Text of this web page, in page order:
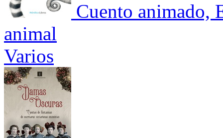
Cuento animado,
animal
Varios